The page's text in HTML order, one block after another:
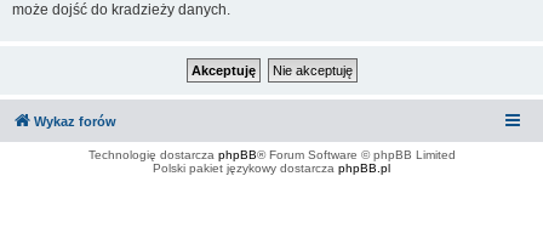
może dojść do kradzieży danych.
Wykaz forów
Technologię dostarcza phpBB® Forum Software © phpBB Limited
Polski pakiet językowy dostarcza phpBB.pl